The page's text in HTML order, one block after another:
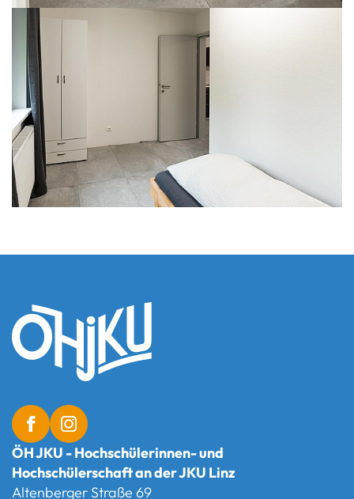
ÖH JKU - Hochschülerinnen- und
Hochschülerschaft an der JKU Linz
Altenberger Straße 69